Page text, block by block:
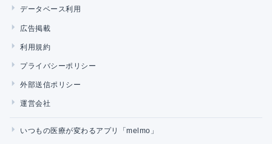
データベース利用
広告掲載
利用規約
プライバシーポリシー
外部送信ポリシー
運営会社
いつもの医療が変わるアプリ「melmo」